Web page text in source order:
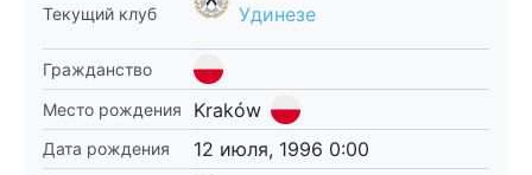
Текущий клуб Удинезе
Гражданство
Место рождения
Kraków
Дата рождения 12 июля, 1996 0:00